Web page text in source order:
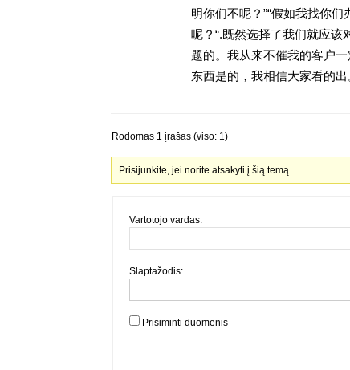
明你们不呢？”“假如我找你
呢？“.既然选择了我们就应
题的。我从来不催我的客户
东西是的，我相信大家看的
Rodomas 1 įrašas (viso: 1)
Prisijunkite, jei norite atsakyti į šią temą.
Vartotojo vardas:
Slaptažodis:
Prisiminti duomenis